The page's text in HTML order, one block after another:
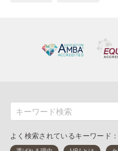
よく検索されているキーワード：